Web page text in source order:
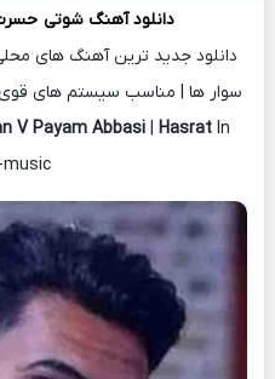
دانلود آهنگ شوتی
دانلود جدید ترین آهنگ های
سوار ها | مناسب سیستم های
V Payam Abbasi| HasratIn